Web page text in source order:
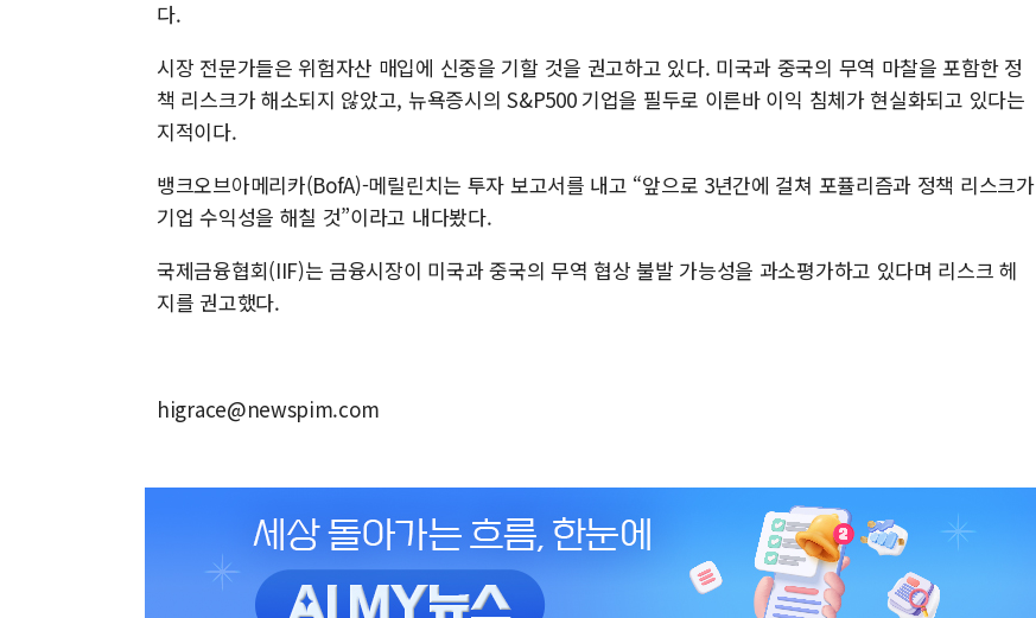
다.
시장 전문가들은 위험자산 매입에 신중을 기할 것을 권고하고 있다. 미국과 중국의 무역 마찰을 포함한 정
책 리스크가 해소되지 않았고, 뉴욕증시의 S&P500 기업을 필두로 이른바 이익 침체가 현실화되고 있다는
지적이다.
뱅크오브아메리카(BofA)-메릴린치는 투자 보고서를 내고 “앞으로 3년간에 걸쳐 포퓰리즘과 정책 리스크가
기업 수익성을 해칠 것”이라고 내다봤다.
국제금융협회(IIF)는 금융시장이 미국과 중국의 무역 협상 불발 가능성을 과소평가하고 있다며 리스크 헤
지를 권고했다.
higrace@newspim.com